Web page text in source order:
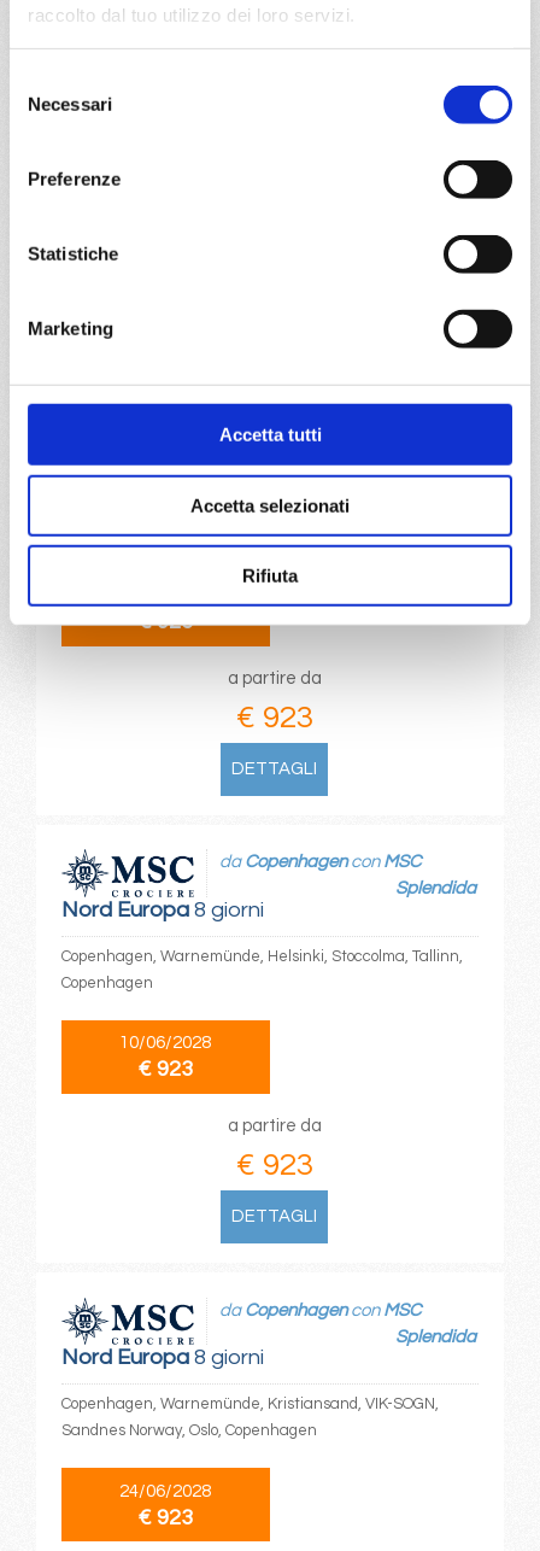
raccolto dal tuo utilizzo dei loro servizi.
delNecessari
Preferenze
Statistiche
Marketing
Accetta tutti
Accetta selezionati
Rifiuta
Nord Europa8 giorni
Nord Europa8 giorni
Stoccolma, Tallinn, Copenhagen, Warnemünde, Helsinki,
Stoccolma
€ 923
a partire da
€ 923
DETTAGLI
Nord Europa8 giorni
da Copenhagencon MSC
Splendida
Copenhagen, Warnemünde, Helsinki, Stoccolma, Tallinn,
Copenhagen
10/06/2028
€ 923
a partire da
€ 923
DETTAGLI
Nord Europa8 giorni
da Copenhagencon MSC
Splendida
Copenhagen, Warnemünde, Kristiansand, VIK-SOGN,
Sandnes Norway, Oslo, Copenhagen
24/06/2028
€ 923